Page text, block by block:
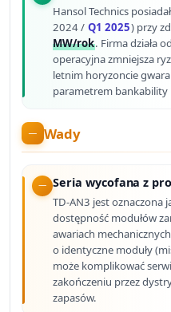
Hansol Technics
2024 / Q1 2025) przy
MW/rok. Firma działa
operacyjna zmniejsza
letnim horyzoncie
parametrem
Wady
Seria wycofana z
TD-AN3 jest oznaczona
dostępność modułów
awariach
o identyczne moduły
może komplikować
zakończeniu przez
zapasów.